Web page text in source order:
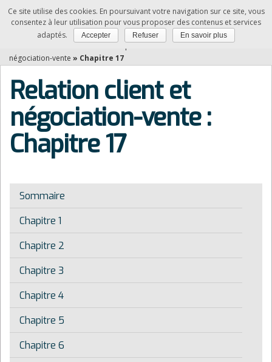
NDRC
Accueil»Matières professionnelles»Relation client et
négociation-vente » Chapitre 17
Relation client et
négociation-vente :
Chapitre 17
Sommaire
Chapitre 1
Chapitre 2
Chapitre 3
Chapitre 4
Chapitre 5
Chapitre 6
Ce site utilise des cookies. En poursuivant votre navigation sur ce site, vous
consentez à leur utilisation pour vous proposer des contenus et services
adaptés.
Accepter Refuser En savoir plus